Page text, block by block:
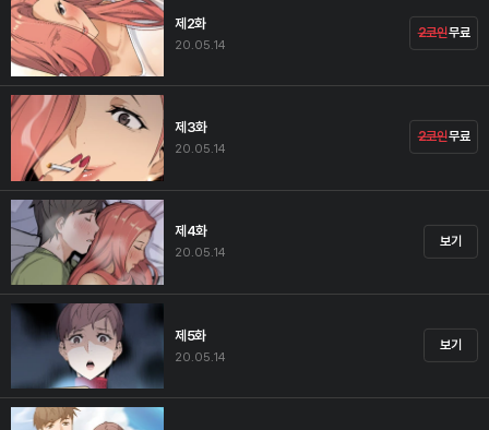
제2화
20.05.14
2코인무료
제3화
20.05.14
2코인무료
제4화
20.05.14
보기
제5화
20.05.14
보기